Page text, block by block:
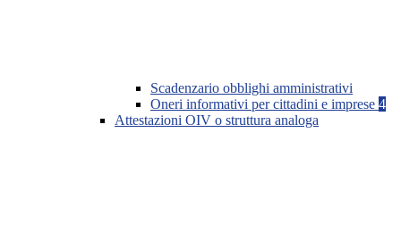
Scadenzario obblighi amministrativi
Oneri informativi per cittadini e imprese 4
Attestazioni OIV o struttura analoga